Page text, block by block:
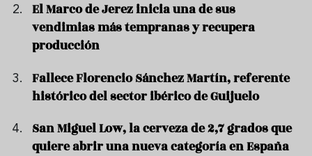
El Marco de Jerez inicia una de sus
vendimias más tempranas y recupera
producción
Fallece Florencio Sánchez Martín, referente
histórico del sector ibérico de Guijuelo
San Miguel Low, la cerveza de 2,7 grados que
quiere abrir una nueva categoría en España